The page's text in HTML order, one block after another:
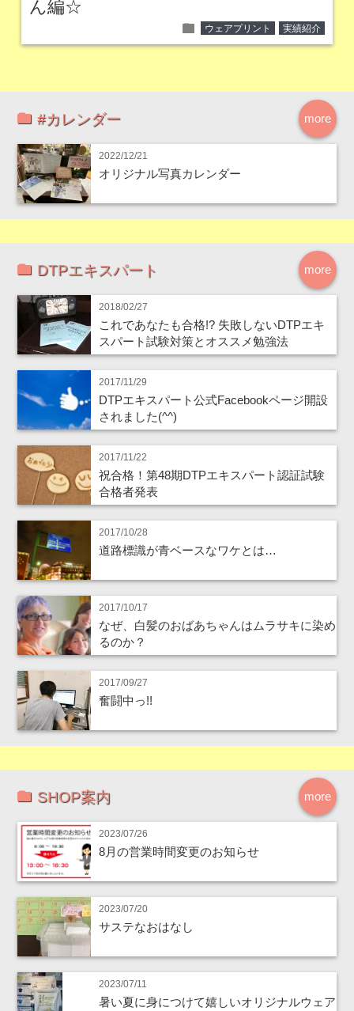
ん編☆
folder ウェアプリント 実績紹介
more
#カレンダー
2022/12/21
オリジナル写真カレンダー
more
DTPエキスパート
2018/02/27
これであなたも合格!? 失敗しないDTPエキ
スパート試験対策とオススメ勉強法
2017/11/29
DTPエキスパート公式Facebookページ開設
されました(^^)
2017/11/22
祝合格！第48期DTPエキスパート認証試験
合格者発表
2017/10/28
道路標識が青ベースなワケとは…
2017/10/17
なぜ、白髪のおばあちゃんはムラサキに染め
るのか？
2017/09/27
奮闘中っ!!
more
SHOP案内
2023/07/26
8月の営業時間変更のお知らせ
2023/07/20
サステなおはなし
2023/07/11
暑い夏に身につけて嬉しいオリジナルウェア